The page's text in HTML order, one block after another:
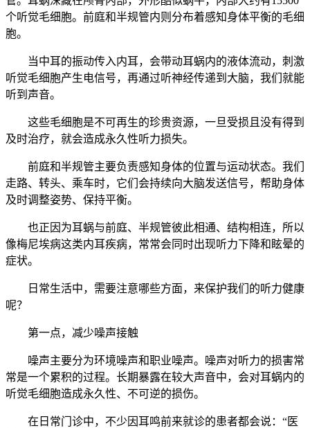
个听觉毛细胞。前庭和半规管内则分布着感知身体平衡的毛细
胞。
当中耳的振动传入内耳，会带动耳蜗内的液体流动，刺激
听觉毛细胞产生电信号，再通过听神经传递到大脑，我们就能
听到声音。
这些毛细胞是不可再生的珍贵资源，一旦受损且没有得到
及时治疗，就会造成永久性听力损失。
前庭和半规管主要负责感知身体的位置与运动状态。我们
走路、转头、乘车时，它们会持续向大脑发送信号，帮助身体
及时调整姿势、保持平衡。
也正因为耳蜗与前庭、半规管彼此相通、结构相连，所以
像梅尼埃病这类内耳疾病，常常会同时出现听力下降和眩晕的
症状。
日常生活中，需要注意哪些方面，来保护我们的听力健康
呢？
第一点，减少噪声接触
噪声主要分为环境噪声和职业噪声。噪声对听力的损害常
常是一个累积的过程。长期暴露在较大声音中，会对耳蜗内的
听觉毛细胞造成永久性、不可逆的损伤。
在日常门诊中，不少因耳鸣前来就诊的患者都会说：“医